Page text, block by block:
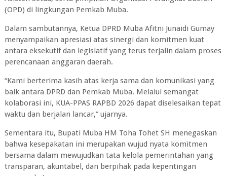
(OPD) di lingkungan Pemkab Muba.
Dalam sambutannya, Ketua DPRD Muba Afitni Junaidi Gumay
menyampaikan apresiasi atas sinergi dan komitmen kuat
antara eksekutif dan legislatif yang terus terjalin dalam proses
perencanaan anggaran daerah.
“Kami berterima kasih atas kerja sama dan komunikasi yang
baik antara DPRD dan Pemkab Muba. Melalui semangat
kolaborasi ini, KUA-PPAS RAPBD 2026 dapat diselesaikan tepat
waktu dan berjalan lancar,” ujarnya.
Sementara itu, Bupati Muba HM Toha Tohet SH menegaskan
bahwa kesepakatan ini merupakan wujud nyata komitmen
bersama dalam mewujudkan tata kelola pemerintahan yang
transparan, akuntabel, dan berpihak pada kepentingan